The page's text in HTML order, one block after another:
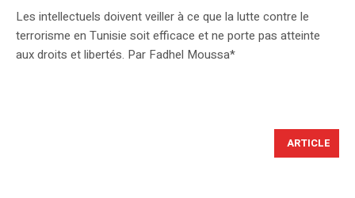
Les intellectuels doivent veiller à ce que la lutte contre le
terrorisme en Tunisie soit efficace et ne porte pas atteinte
aux droits et libertés. Par Fadhel Moussa*
ARTICLE